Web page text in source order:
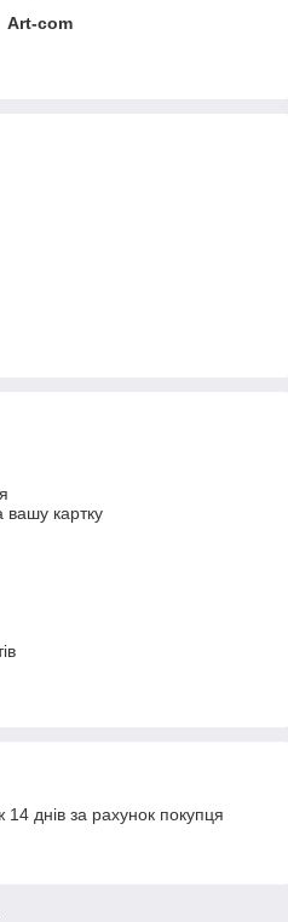
Art-com
вашу картку
днів за рахунок покупця